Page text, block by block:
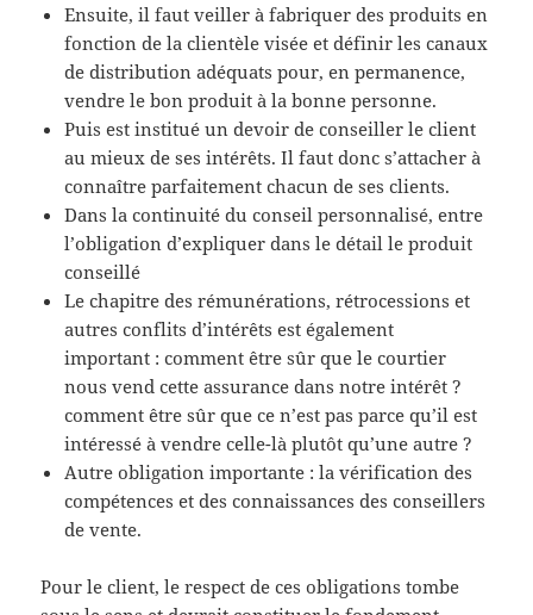
Ensuite, il faut veiller à fabriquer des produits en
fonction de la clientèle visée et définir les canaux
de distribution adéquats pour, en permanence,
vendre le bon produit à la bonne personne.
Puis est institué un devoir de conseiller le client
au mieux de ses intérêts. Il faut donc s’attacher à
connaître parfaitement chacun de ses clients.
Dans la continuité du conseil personnalisé, entre
l’obligation d’expliquer dans le détail le produit
conseillé
Le chapitre des rémunérations, rétrocessions et
autres conflits d’intérêts est également
important : comment être sûr que le courtier
nous vend cette assurance dans notre intérêt ?
comment être sûr que ce n’est pas parce qu’il est
intéressé à vendre celle-là plutôt qu’une autre ?
Autre obligation importante : la vérification des
compétences et des connaissances des conseillers
de vente.
Pour le client, le respect de ces obligations tombe